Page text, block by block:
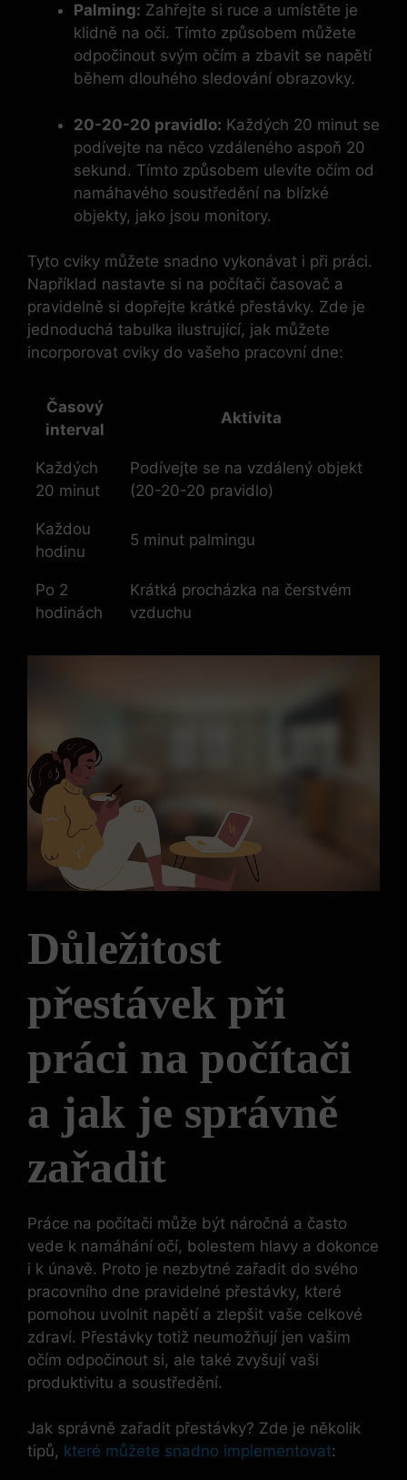
Palming: Zahřejte si ruce a umístěte je
klidně na oči. Tímto způsobem můžete
odpočinout svým očím a zbavit se napětí
během dlouhého sledování obrazovky.
20-20-20 pravidlo: Každých 20 minut se
podívejte na něco vzdáleného aspoň 20
sekund. Tímto způsobem ulevíte očím od
namáhavého soustředění na blízké
objekty, jako jsou monitory.
Tyto cviky můžete snadno vykonávat i při práci.
Například nastavte si na počítači časovač a
pravidelně si dopřejte krátké přestávky. Zde je
jednoduchá tabulka ilustrující, jak můžete
incorporovat cviky do vašeho pracovní dne:
Časový
interval
Aktivita
Každých
20 minut
Podívejte se na vzdálený objekt
(20-20-20 pravidlo)
Každou
hodinu
5 minut palmingu
Po 2
hodinách
Krátká procházka na čerstvém
vzduchu
Důležitost
přestávek při
práci na počítači
a jak je správně
zařadit
Práce na počítači může být náročná a často
vede k namáhání očí, bolestem hlavy a dokonce
i k únavě. Proto je nezbytné zařadit do svého
pracovního dne pravidelné přestávky, které
pomohou uvolnit napětí a zlepšit vaše celkové
zdraví. Přestávky totiž neumožňují jen vašim
očím odpočinout si, ale také zvyšují vaši
produktivitu a soustředění.
Jak správně zařadit přestávky? Zde je několik
tipů, které můžete snadno implementovat: